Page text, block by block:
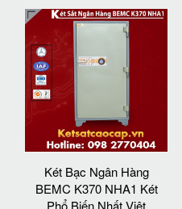
Két Bạc Ngân Hàng
BEMC K370 NHA1 Két
Phổ Biến Nhất Việt